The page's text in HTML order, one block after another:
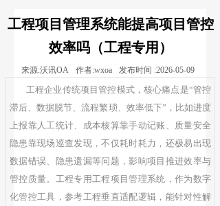
工程项目管理系统能提高项目管控
效率吗（工程专用）
来源:沃讯OA 作者:wxoa 发布时间 :2026-05-09
工程企业传统项目管控模式，核心痛点是“管控
滞后、数据脱节、流程繁琐、效率低下”，比如进度
上报靠人工统计、成本核算靠手动记账、质量安全
隐患靠现场巡查发现，不仅耗时耗力，还极易出现
数据错误、隐患遗漏等问题，影响项目推进效率与
管控质量。工程专用工程项目管理系统，作为数字
化管控工具，参考工程垂直适配逻辑，能针对性解